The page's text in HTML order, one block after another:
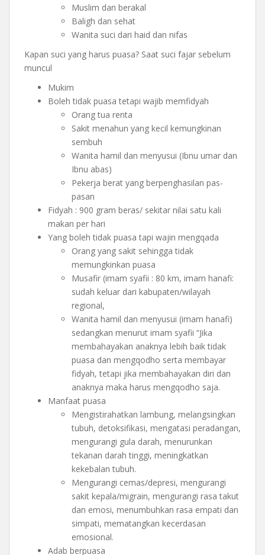
Muslim dan berakal
Baligh dan sehat
Wanita suci dari haid dan nifas
Kapan suci yang harus puasa? Saat suci fajar sebelum
muncul
Mukim
Boleh tidak puasa tetapi wajib memfidyah
Orang tua renta
Sakit menahun yang kecil kemungkinan
sembuh
Wanita hamil dan menyusui (Ibnu umar dan
Ibnu abas)
Pekerja berat yang berpenghasilan pas-
pasan
Fidyah : 900 gram beras/ sekitar nilai satu kali
makan per hari
Yang boleh tidak puasa tapi wajin mengqada
Orang yang sakit sehingga tidak
memungkinkan puasa
Musafir (imam syafii : 80 km, imam hanafi:
sudah keluar dari kabupaten/wilayah
regional,
Wanita hamil dan menyusui (imam hanafi)
sedangkan menurut imam syafii “Jika
membahayakan anaknya lebih baik tidak
puasa dan mengqodho serta membayar
fidyah, tetapi jika membahayakan diri dan
anaknya maka harus mengqodho saja.
Manfaat puasa
Mengistirahatkan lambung, melangsingkan
tubuh, detoksifikasi, mengatasi peradangan,
mengurangi gula darah, menurunkan
tekanan darah tinggi, meningkatkan
kekebalan tubuh.
Mengurangi cemas/depresi, mengurangi
sakit kepala/migrain, mengurangi rasa takut
dan emosi, menumbuhkan rasa empati dan
simpati, mematangkan kecerdasan
emosional.
Adab berpuasa